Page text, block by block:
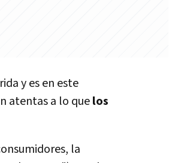
y es en este
atentas a lo quelos
la